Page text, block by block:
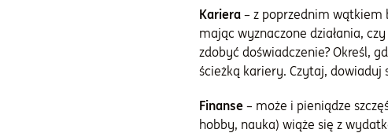
Kariera – z poprzednim wątkiem
mając wyznaczone działania,
zdobyć doświadczenie? Określ,
ścieżką kariery. Czytaj,
Finanse – może i pieniądze
hobby, nauka) wiąże się z